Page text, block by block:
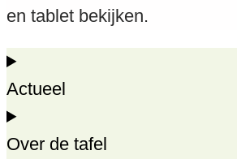
en tablet bekijken.
Actueel
Over de tafel